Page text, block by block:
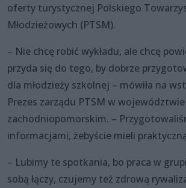
oferty turystycznej Polskiego
Młodzieżowych (PTSM).
– Nie chcę robić wykładu, ale chcę
przyda się do tego, by dobrze
dla młodzieży szkolnej – mówiła na
Prezes zarządu PTSM w województwie
zachodniopomorskim. –
informacjami, żebyście mieli
– Lubimy te spotkania, bo praca w
sobą łączy, czujemy też zdrową